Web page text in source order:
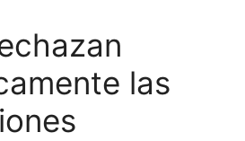
las